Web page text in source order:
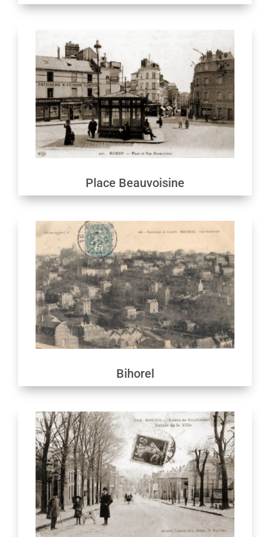
Place Beauvoisine
Bihorel